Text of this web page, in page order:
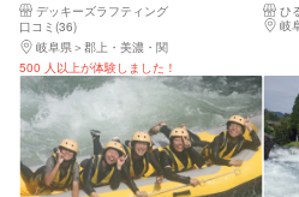
デッキーズラフティング
口コミ(36)
岐阜県
郡上・美濃・関
500 人以上が体験しました！
けよ
ひ
岐